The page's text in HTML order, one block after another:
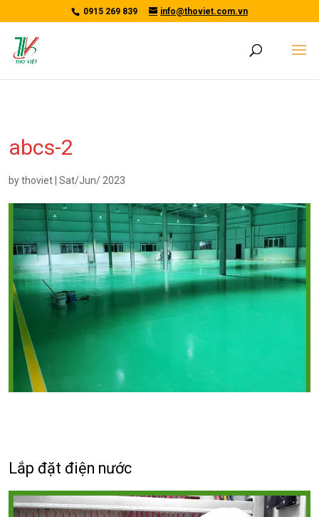
0915 269 839 info@thoviet.com.vn
abcs-2
bythoviet Sat/Jun/ 2023
Lắp đặt điện nước